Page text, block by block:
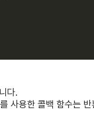
다.
사용한 콜백 함수는 반